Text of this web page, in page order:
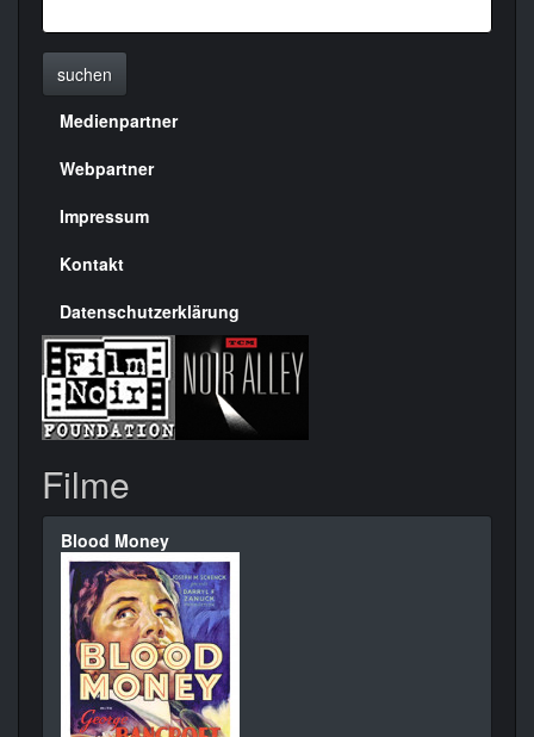
suchen
Menülinks
rechte
Seite
Medienpartner
Webpartner
Impressum
Kontakt
Datenschutzerklärung
Filme
Blood Money